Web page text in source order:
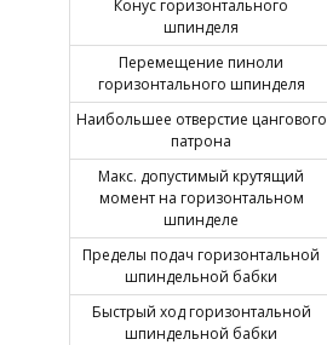
Конус горизонтального
шпинделя
Перемещение пиноли
горизонтального шпинделя
Наибольшее отверстие цангового
патрона
Макс. допустимый крутящий
момент на горизонтальном
шпинделе
Пределы подач горизонтальной
шпиндельной бабки
Быстрый ход горизонтальной
шпиндельной бабки